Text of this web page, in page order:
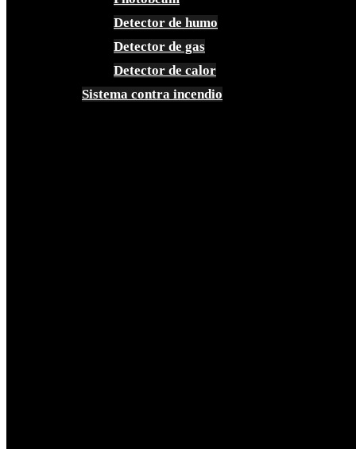
Detector de humo
Detector de gas
Detector de calor
Sistema contra incendio